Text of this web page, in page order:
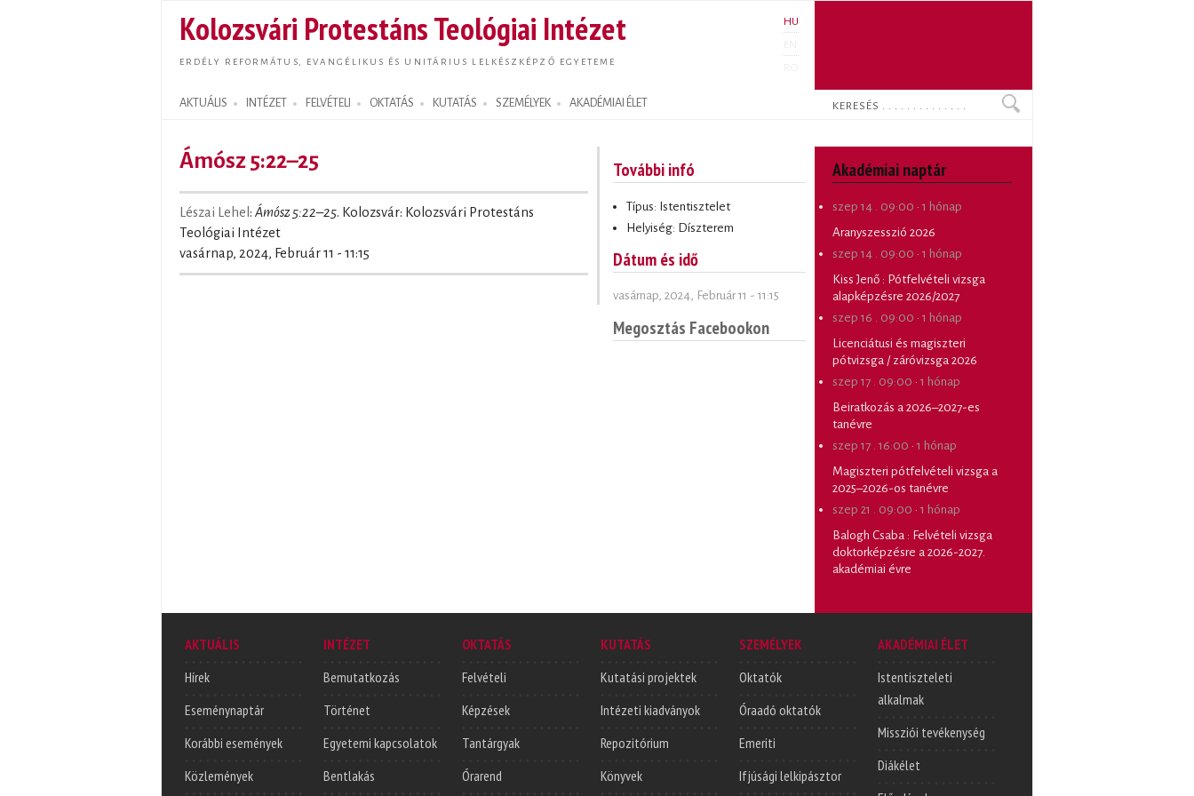
tartalomra
Kolozsvári Protestáns Teológiai Intézet
ERDÉLY REFORMÁTUS, EVANGÉLIKUS ÉS UNITÁRIUS LELKÉSZKÉPZŐ EGYETEME
HU
AKTUÁLIS INTÉZET FELVÉTELI OKTATÁS KUTATÁS SZEMÉLYEK AKADÉMIAI ÉLET
Search form
Keresés
Ámósz 5:22–25
Lészai Lehel : Ámósz 5:22–25. Kolozsvár: Kolozsvári Protestáns
Teológiai Intézet
vasárnap, 2024, Február 11 - 11:15
További infó
Típus: Istentisztelet
Helyiség: Díszterem
Dátum és idő
vasárnap, 2024, Február 11 - 11:15
Megosztás Facebookon
Akadémiai naptár
szep 14 . 09:00 · 1 hónap
Aranyszesszió 2026
szep 14 . 09:00 · 1 hónap
Kiss Jenő : Pótfelvételi vizsga
alapképzésre 2026/2027
szep 16 . 09:00 · 1 hónap
Licenciátusi és magiszteri
pótvizsga / záróvizsga 2026
szep 17 . 09:00 · 1 hónap
Beiratkozás a 2026–2027-es
tanévre
szep 17 . 16:00 · 1 hónap
Magiszteri pótfelvételi vizsga a
2025–2026-os tanévre
szep 21 . 09:00 · 1 hónap
Balogh Csaba : Felvételi vizsga
doktorképzésre a 2026-2027.
akadémiai évre
AKTUÁLIS
Hírek
Eseménynaptár
Korábbi események
Közlemények
INTÉZET
Bemutatkozás
Történet
Egyetemi kapcsolatok
Bentlakás
OKTATÁS
Felvételi
Képzések
Tantárgyak
Órarend
KUTATÁS
Kutatási projektek
Intézeti kiadványok
Repozitórium
Könyvek
SZEMÉLYEK
Oktatók
Óraadó oktatók
Emeriti
Ifjúsági lelkipásztor
AKADÉMIAI ÉLET
Istentiszteleti
alkalmak
Missziói tevékenység
Diákélet